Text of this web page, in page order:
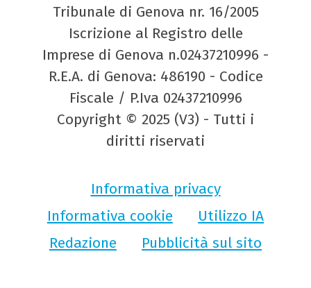
Tribunale di Genova nr. 16/2005
Iscrizione al Registro delle
Imprese di Genova n.02437210996 -
R.E.A. di Genova: 486190 - Codice
Fiscale / P.Iva 02437210996
Copyright © 2025 (V3) - Tutti i
diritti riservati
Informativa privacy
Informativa cookie
Utilizzo IA
Redazione
Pubblicità sul sito